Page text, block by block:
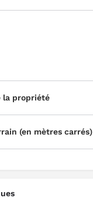
la propriété
(en mètres carrés)